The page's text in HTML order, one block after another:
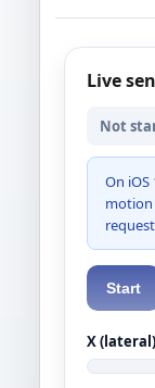
Live
Not
On
motion
Start
X (lateral)